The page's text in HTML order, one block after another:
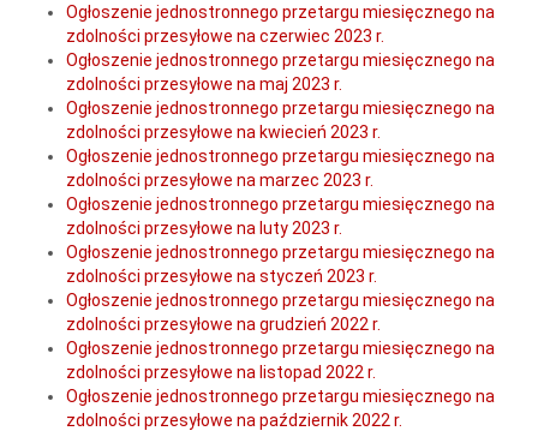
Ogłoszenie jednostronnego przetargu miesięcznego na
zdolności przesyłowe na czerwiec 2023 r.
Ogłoszenie jednostronnego przetargu miesięcznego na
zdolności przesyłowe na maj 2023 r.
Ogłoszenie jednostronnego przetargu miesięcznego na
zdolności przesyłowe na kwiecień 2023 r.
Ogłoszenie jednostronnego przetargu miesięcznego na
zdolności przesyłowe na marzec 2023 r.
Ogłoszenie jednostronnego przetargu miesięcznego na
zdolności przesyłowe na luty 2023 r.
Ogłoszenie jednostronnego przetargu miesięcznego na
zdolności przesyłowe na styczeń 2023 r.
Ogłoszenie jednostronnego przetargu miesięcznego na
zdolności przesyłowe na grudzień 2022 r.
Ogłoszenie jednostronnego przetargu miesięcznego na
zdolności przesyłowe na listopad 2022 r.
Ogłoszenie jednostronnego przetargu miesięcznego na
zdolności przesyłowe na październik 2022 r.